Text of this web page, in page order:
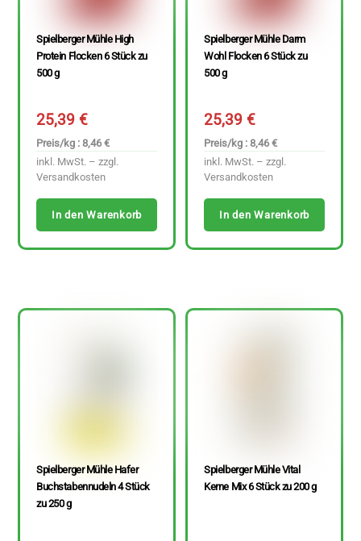
Spielberger Mühle High
Protein Flocken 6 Stück zu
500 g
25,39€
Preis/kg : 8,46 €
inkl. MwSt. – zzgl.
Versandkosten
In den Warenkorb
Spielberger Mühle Darm
Wohl Flocken 6 Stück zu
500 g
25,39€
Preis/kg : 8,46 €
inkl. MwSt. – zzgl.
Versandkosten
In den Warenkorb
Spielberger Mühle Hafer
Buchstabennudeln 4 Stück
zu 250 g
Spielberger Mühle Vital
Kerne Mix 6 Stück zu 200 g